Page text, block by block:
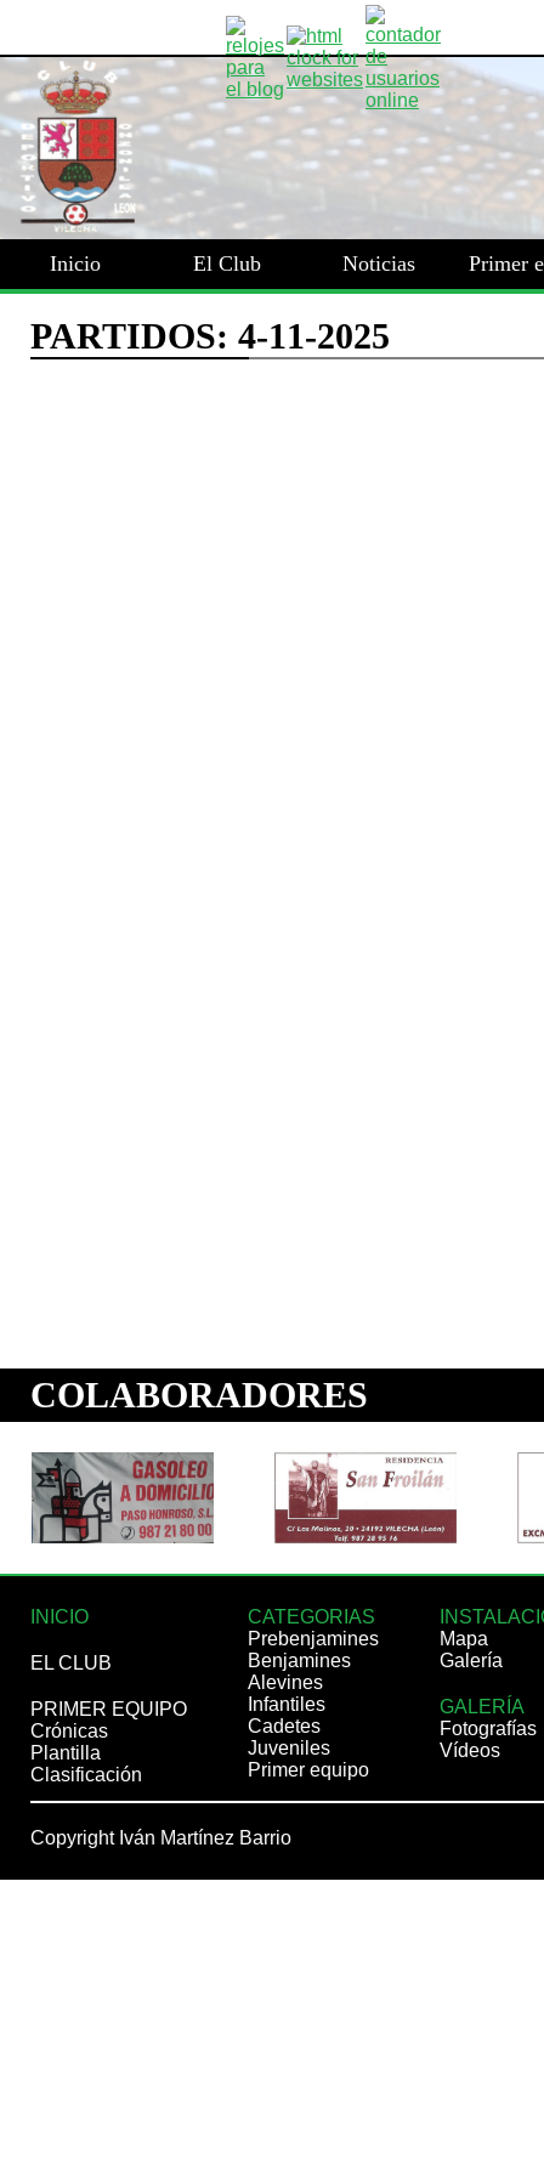
Inicio El Club Noticias Primer
INICIO
EL CLUB
PRIMER EQUIPO
Crónicas
Plantilla
Clasificación
CATEGORIAS
Prebenjamines
Benjamines
Alevines
Infantiles
Cadetes
Juveniles
Primer equipo
Mapa
Galería
GALERÍA
Fotografías
Vídeos
Copyright Iván Martínez Barrio